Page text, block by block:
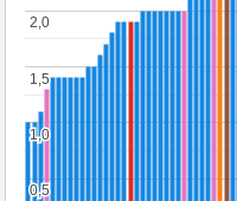
0,5
0,5
1,0
1,0
1,5
1,5
2,0
2,0